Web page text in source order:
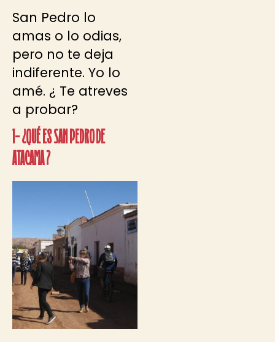
San Pedro lo
amas o lo odias,
pero no te deja
indiferente. Yo lo
amé. ¿ Te atreves
a probar?
1- ¿Qué es San Pedro de
Atacama ?